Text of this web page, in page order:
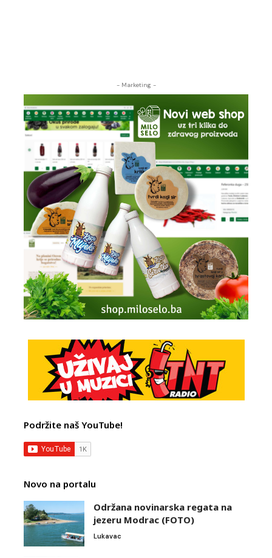
- Marketing -
Podržite naš YouTube!
Novo na portalu
Održana novinarska regata na
jezeru Modrac (FOTO)
Lukavac